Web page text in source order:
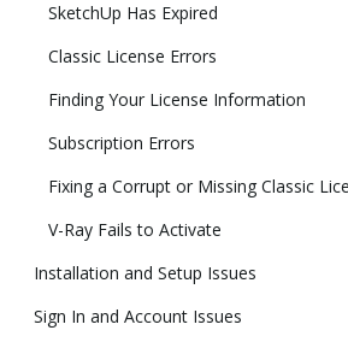
SketchUp Has Expired
Classic License Errors
Finding Your License Information
Subscription Errors
Fixing a Corrupt or Missing Classic
V-Ray Fails to Activate
Installation and Setup Issues
Sign In and Account Issues